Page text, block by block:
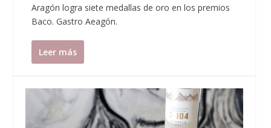
Aragón logra siete medallas de oro en los premios
Baco. Gastro Aeagón.
Leer más